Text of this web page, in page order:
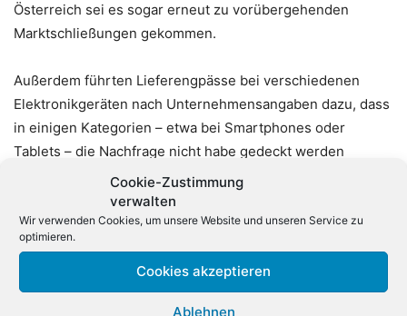
Cookie-Zustimmung
verwalten
Wir verwenden Cookies, um unsere Website und unseren Service zu
optimieren.
Cookies akzeptieren
Ablehnen
Österreich sei es sogar erneut zu vorübergehenden
Marktschließungen gekommen.
Außerdem führten Lieferengpässe bei verschiedenen
Elektronikgeräten nach Unternehmensangaben dazu, dass
in einigen Kategorien – etwa bei Smartphones oder
Tablets – die Nachfrage nicht habe gedeckt werden
können. Und ein Cyberangriff auf MediaMarktSaturn habe
im November für zusätzliche Probleme gesorgt.
Trotz des schwachen Starts ins neue Geschäftsjahr
rechnet der Konzern für das Gesamtjahr mit einem
leichten Umsatzwachstum und einer deutlichen